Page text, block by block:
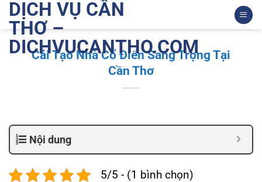
qua
dung
DỊCH VỤ CẦN
THƠ –
DICHVUCANTHO.COM
Cải Tạo Nhà Cổ Điển Sang Trọng Tại
Cần Thơ
Nội dung
5/5 - (1 bình chọn)